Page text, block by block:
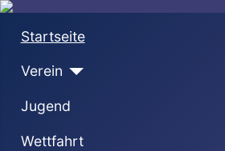
Startseite
Verein
Jugend
Wettfahrt